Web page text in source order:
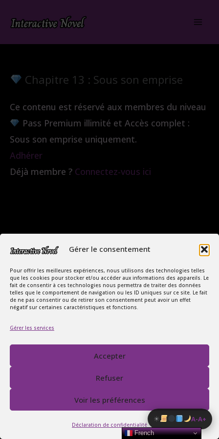
Gérer le consentement
Pour offrir les meilleures expériences, nous utilisons des technologies telles
que les cookies pour stocker et/ou accéder aux informations des appareils. Le
fait de consentir à ces technologies nous permettra de traiter des données
telles que le comportement de navigation ou les ID uniques sur ce site. Le fait
de ne pas consentir ou de retirer son consentement peut avoir un effet
négatif sur certaines caractéristiques et fonctions.
Gérer les services
Accepter
Refuser
Voir les préférences
Déclaration de confidentialité
☀ A-A+
Chapitre 13 : Sous son emprise
Ce contenu est réservé aux membres du niveau
Pass Premium illimité et Accès complet :
Sous son emprise uniquement.
Adhérer
Déjà membre ? Connectez-vous ici
Copyright Interactive Novel © 2026
Le Monde Captivant des Romances
Conditions Générales de Vente
Politique de confidentialité
French